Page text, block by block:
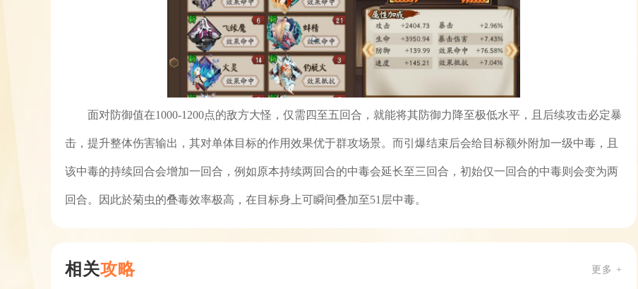
面对防御值在1000-1200点的敌方大怪，仅需四至五回合，就能将其防御力降至极低水平，且后续攻击必定暴
击，提升整体伤害输出，其对单体目标的作用效果优于群攻场景。而引爆结束后会给目标额外附加一级中毒，且
该中毒的持续回合会增加一回合，例如原本持续两回合的中毒会延长至三回合，初始仅一回合的中毒则会变为两
回合。因此於菊虫的叠毒效率极高，在目标身上可瞬间叠加至51层中毒。
相关攻略 更多 +